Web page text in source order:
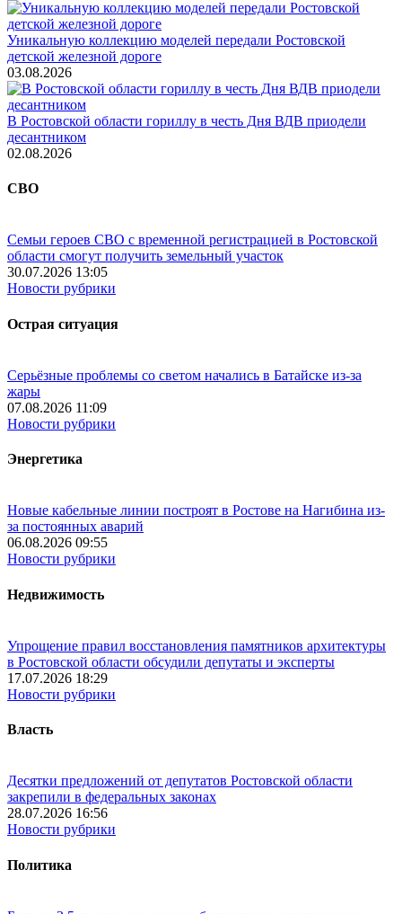
Уникальную коллекцию моделей передали Ростовской
детской железной дороге
03.08.2026
В Ростовской области гориллу в честь Дня ВДВ приодели
десантником
02.08.2026
СВО
Семьи героев СВО с временной регистрацией в Ростовской
области смогут получить земельный участок
30.07.2026 13:05
Новости рубрики
Острая ситуация
Серьёзные проблемы со светом начались в Батайске из-за
жары
07.08.2026 11:09
Новости рубрики
Энергетика
Новые кабельные линии построят в Ростове на Нагибина из-
за постоянных аварий
06.08.2026 09:55
Новости рубрики
Недвижимость
Упрощение правил восстановления памятников архитектуры
в Ростовской области обсудили депутаты и эксперты
17.07.2026 18:29
Новости рубрики
Власть
Десятки предложений от депутатов Ростовской области
закрепили в федеральных законах
28.07.2026 16:56
Новости рубрики
Политика